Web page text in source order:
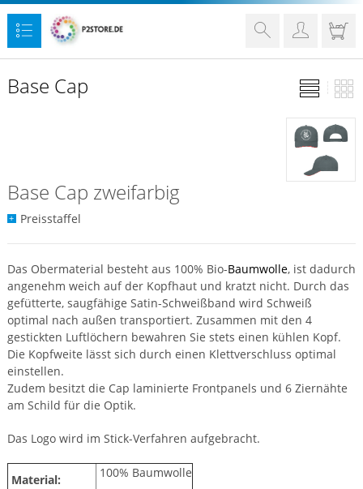
Base Cap
Base Cap zweifarbig
Preisstaffel
Das Obermaterial besteht aus 100% Bio-Baumwolle, ist dadurch
angenehm weich auf der Kopfhaut und kratzt nicht. Durch das
gefütterte, saugfähige Satin-Schweißband wird Schweiß
optimal nach außen transportiert. Zusammen mit den 4
gestickten Luftlöchern bewahren Sie stets einen kühlen Kopf.
Die Kopfweite lässt sich durch einen Klettverschluss optimal
einstellen.
Zudem besitzt die Cap laminierte Frontpanels und 6 Ziernähte
am Schild für die Optik.
Das Logo wird im Stick-Verfahren aufgebracht.
Material: 100% Baumwolle